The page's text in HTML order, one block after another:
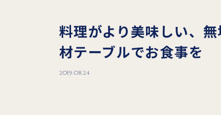
料理がより美味しい、
材テーブルでお食事を
2019.08.24